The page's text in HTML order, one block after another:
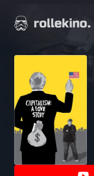
suoraan
Elokuvat ja elokuva-arviot | Rollekino.fi